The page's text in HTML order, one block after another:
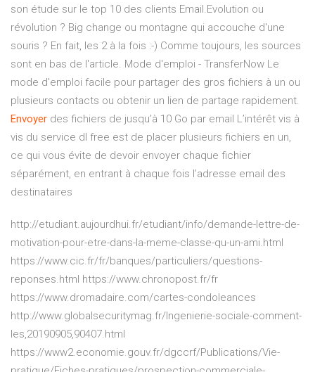
son étude sur le top 10 des clients Email.Evolution ou
révolution ? Big change ou montagne qui accouche d'une
souris ? En fait, les 2 à la fois :-) Comme toujours, les sources
sont en bas de l'article. Mode d'emploi - TransferNow Le
mode d'emploi facile pour partager des gros fichiers à un ou
plusieurs contacts ou obtenir un lien de partage rapidement.
Envoyer des fichiers de jusqu’à 10 Go par email L’intérêt vis à
vis du service dl free est de placer plusieurs fichiers en un,
ce qui vous évite de devoir envoyer chaque fichier
séparément, en entrant à chaque fois l’adresse email des
destinataires
http://etudiant.aujourdhui.fr/etudiant/info/demande-lettre-de-
motivation-pour-etre-dans-la-meme-classe-qu-un-ami.html
https://www.cic.fr/fr/banques/particuliers/questions-
reponses.html https://www.chronopost.fr/fr
https://www.dromadaire.com/cartes-condoleances
http://www.globalsecuritymag.fr/Ingenierie-sociale-comment-
les,20190905,90407.html
https://www2.economie.gouv.fr/dgccrf/Publications/Vie-